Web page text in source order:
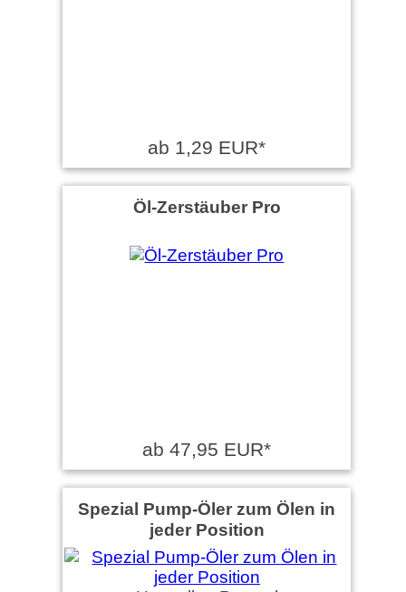
ab 1,29 EUR*
Öl-Zerstäuber Pro
ab 47,95 EUR*
Spezial Pump-Öler zum Ölen in
jeder Position